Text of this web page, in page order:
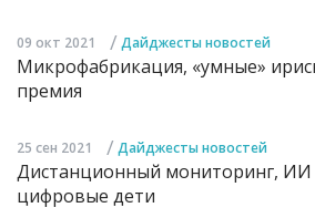
09 окт 2021 / Дайджесты новостей
Микрофабрикация, «умные»
премия
25 сен 2021 / Дайджесты новостей
Дистанционный мониторинг,
цифровые дети